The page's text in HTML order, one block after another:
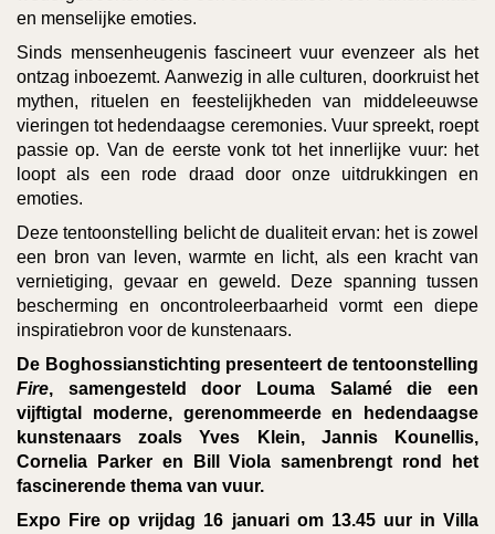
en menselijke emoties.
Sinds mensenheugenis fascineert vuur evenzeer als het
ontzag inboezemt. Aanwezig in alle culturen, doorkruist het
mythen, rituelen en feestelijkheden van middeleeuwse
vieringen tot hedendaagse ceremonies. Vuur spreekt, roept
passie op. Van de eerste vonk tot het innerlijke vuur: het
loopt als een rode draad door onze uitdrukkingen en
emoties.
Deze tentoonstelling belicht de dualiteit ervan: het is zowel
een bron van leven, warmte en licht, als een kracht van
vernietiging, gevaar en geweld. Deze spanning tussen
bescherming en oncontroleerbaarheid vormt een diepe
inspiratiebron voor de kunstenaars.
De Boghossianstichting presenteert de tentoonstelling
Fire, samengesteld door Louma Salamé die een
vijftigtal moderne, gerenommeerde en hedendaagse
kunstenaars zoals Yves Klein, Jannis Kounellis,
Cornelia Parker en Bill Viola samenbrengt rond het
fascinerende thema van vuur.
Expo Fire op vrijdag 16 januari om 13.45 uur in Villa